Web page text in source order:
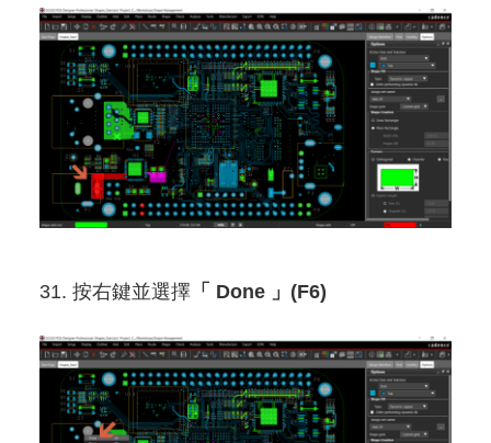
31. 按右鍵並選擇「 Done 」(F6)